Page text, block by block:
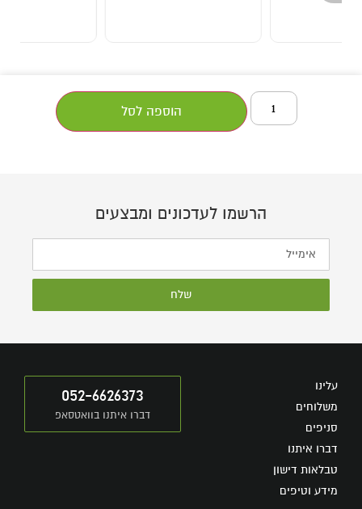
הוספה לסל
הרשמו לעדכונים ומבצעים
שלח
עלינו
משלוחים
סניפים
דברו איתנו
טבלאות דישון
מידע וטיפים
052-6626373
דברו איתנו בוואטסאפ